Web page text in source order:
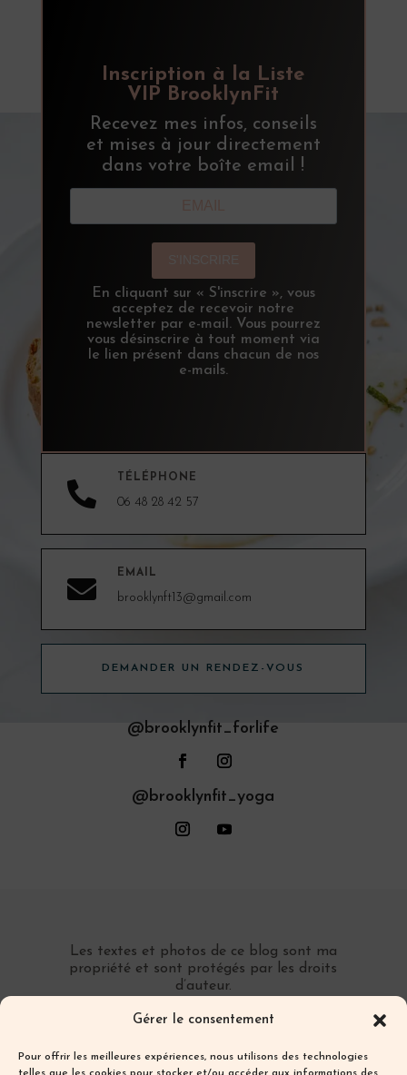
Gérer le consentement
Pour offrir les meilleures expériences, nous utilisons des technologies
Inscription à la Liste
VIP BrooklynFit
Recevez mes infos, conseils
et mises à jour directement
dans votre boîte email !
En cliquant sur « S'inscrire », vous
acceptez de recevoir notre
newsletter par e-mail. Vous pourrez
vous désinscrire à tout moment via
le lien présent dans chacun de nos
e-mails.

TÉLÉPHONE
06 48 28 42 57

EMAIL
brooklynft13@gmail.com
DEMANDER UN RENDEZ-VOUS
@brooklynfit_forlife
@brooklynfit_yoga
Les textes et photos de ce blog sont ma
propriété et sont protégés par les droits
d’auteur.
Toute reproduction partielle ou totale sans